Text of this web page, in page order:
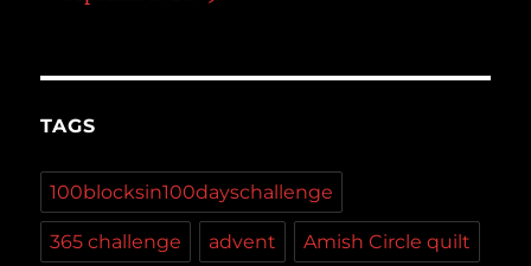
TAGS
100blocksin100dayschallenge
365 challenge advent Amish Circle quilt